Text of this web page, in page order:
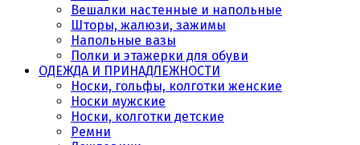
Вешалки настенные и напольные
Шторы, жалюзи, зажимы
Напольные вазы
Полки и этажерки для обуви
ОДЕЖДА И ПРИНАДЛЕЖНОСТИ
Носки, гольфы, колготки женские
Носки мужские
Носки, колготки детские
Ремни